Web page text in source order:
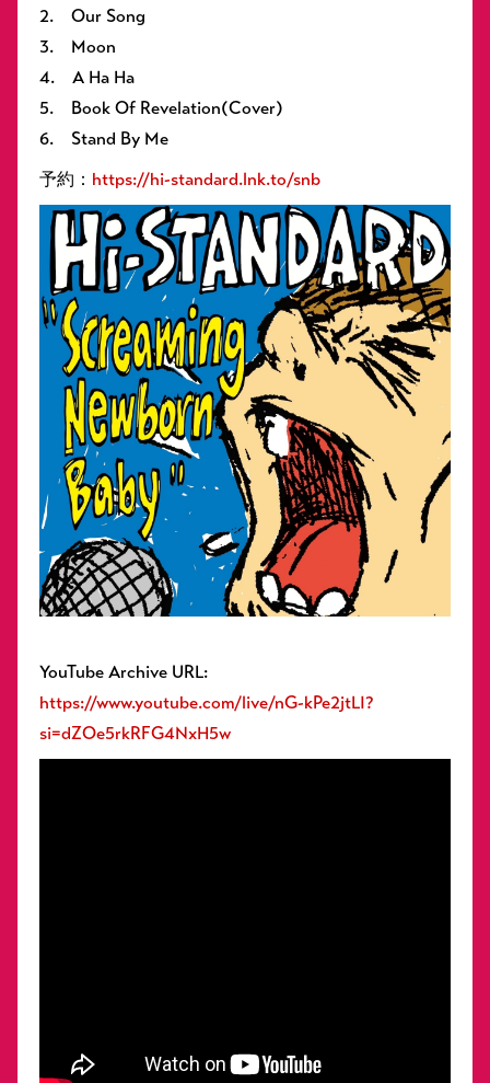
2. Our Song
3. Moon
4. A Ha Ha
5. Book Of Revelation(Cover)
6. Stand By Me
予約： https://hi-standard.lnk.to/snb
YouTube Archive URL:
https://www.youtube.com/live/nG-kPe2jtLI?
si=dZOe5rkRFG4NxH5w